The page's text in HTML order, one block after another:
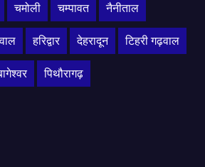
चमोली चम्पावत नैनीताल
हरिद्वार देहरादून टिहरी गढ़वाल
पिथौरागढ़